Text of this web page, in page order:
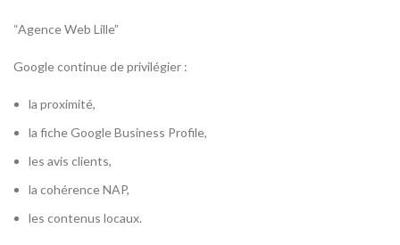
“Agence Web Lille”
Google continue de privilégier :
la proximité,
la fiche Google Business Profile,
les avis clients,
la cohérence NAP,
les contenus locaux.